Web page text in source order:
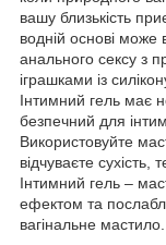
вашу близькість
водній основі може
анального сексу з
іграшками із
Інтимний гель має
безпечний для
Використовуйте
відчуваєте
Інтимний гель –
ефектом та
вагінальне мастило.